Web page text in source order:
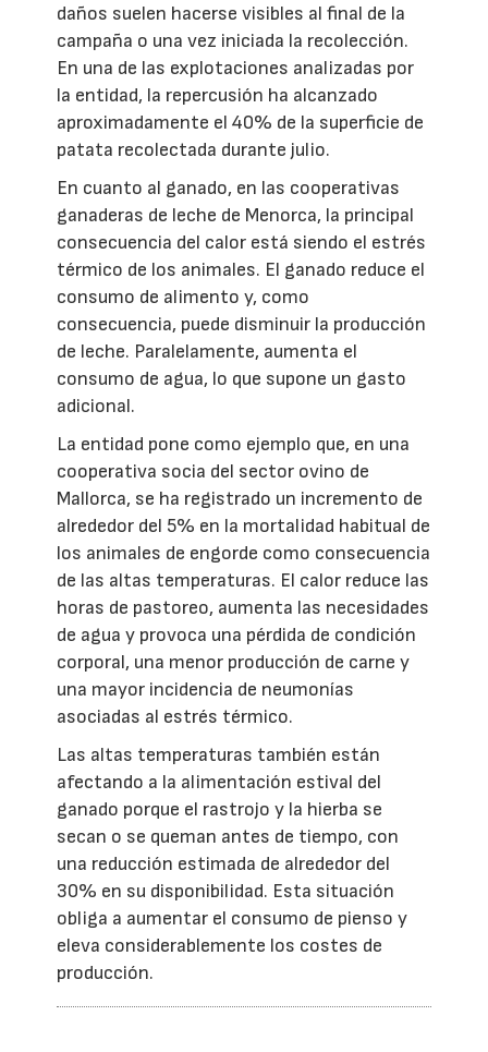
daños suelen hacerse visibles al final de la
campaña o una vez iniciada la recolección.
En una de las explotaciones analizadas por
la entidad, la repercusión ha alcanzado
aproximadamente el 40% de la superficie de
patata recolectada durante julio.
En cuanto al ganado, en las cooperativas
ganaderas de leche de Menorca, la principal
consecuencia del calor está siendo el estrés
térmico de los animales. El ganado reduce el
consumo de alimento y, como
consecuencia, puede disminuir la producción
de leche. Paralelamente, aumenta el
consumo de agua, lo que supone un gasto
adicional.
La entidad pone como ejemplo que, en una
cooperativa socia del sector ovino de
Mallorca, se ha registrado un incremento de
alrededor del 5% en la mortalidad habitual de
los animales de engorde como consecuencia
de las altas temperaturas. El calor reduce las
horas de pastoreo, aumenta las necesidades
de agua y provoca una pérdida de condición
corporal, una menor producción de carne y
una mayor incidencia de neumonías
asociadas al estrés térmico.
Las altas temperaturas también están
afectando a la alimentación estival del
ganado porque el rastrojo y la hierba se
secan o se queman antes de tiempo, con
una reducción estimada de alrededor del
30% en su disponibilidad. Esta situación
obliga a aumentar el consumo de pienso y
eleva considerablemente los costes de
producción.